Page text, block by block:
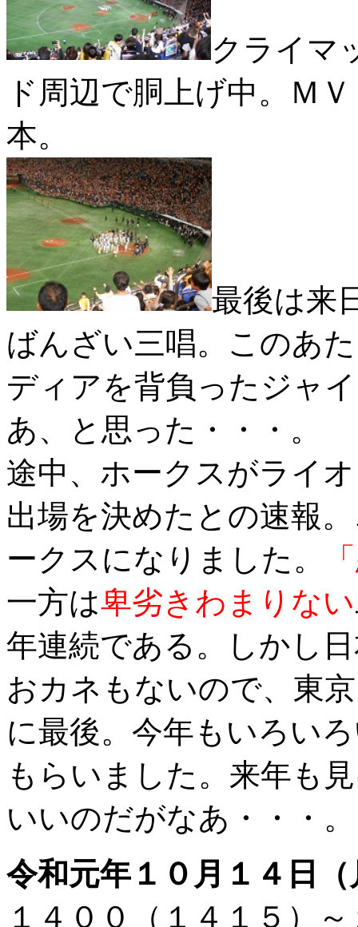
クライマ
ド周辺で胴上げ中。Ｍ
本。
最後は来
ばんざい三唱。このあ
ディアを背負ったジャ
あ、と思った・・・。
途中、ホークスがライ
出場を決めたとの速報
ークスになりました。
一方は卑劣きわまりない
年連続である。しかし
おカネもないので、東
に最後。今年もいろい
もらいました。来年も
いいのだがなあ・・・。
令和元年１０月１４日（
１４００（１４１５）